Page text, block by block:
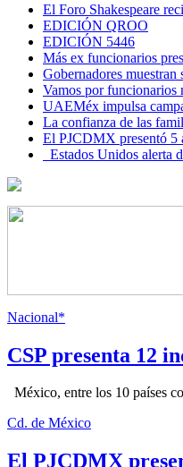
El Foro Shakespeare
EDICIÓN QROO
EDICIÓN 5446
Más ex funcionarios
Gobernadores muestran
Vamos por funcionarios
UAEMéx impulsa
La confianza de las
El PJCDMX presentó 5
Estados Unidos alerta
Nacional*
CSP presenta 12
México, entre los 10 países
Cd. de México
El PJCDMX